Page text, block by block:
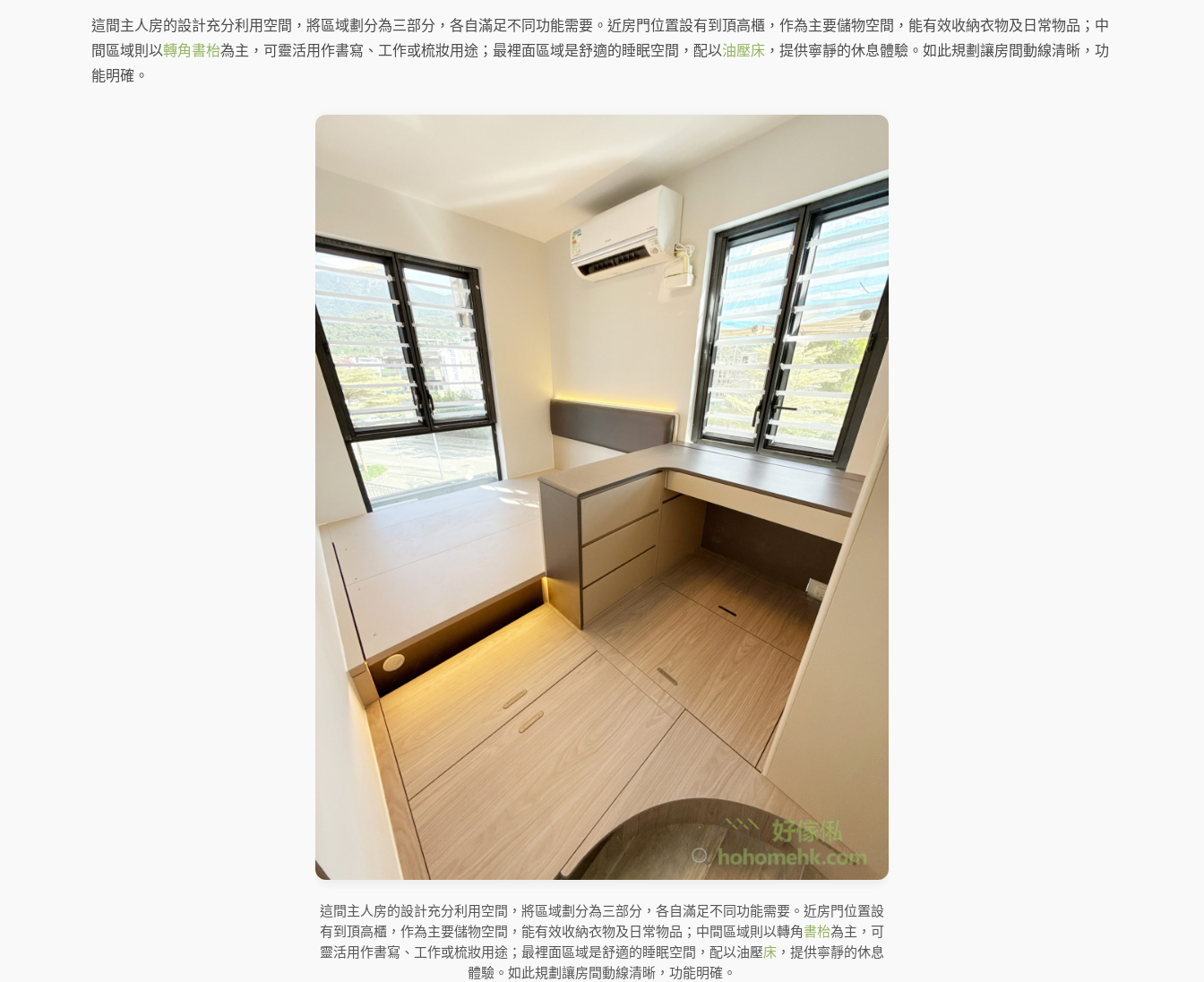
這間主人房的設計充分利用空間，將區域劃分為三部分，各自滿足不同功能需要。近房門位置設有到頂高櫃，作為主要儲物空間，能有效收納衣物及日常物品；中
間區域則以轉角書枱為主，可靈活用作書寫、工作或梳妝用途；最裡面區域是舒適的睡眠空間，配以油壓床 ，提供寧靜的休息體驗。如此規劃讓房間動線清晰，功
能明確。
這間主人房的設計充分利用空間，將區域劃分為三部分，各自滿足不同功能需要。近房門位置設
有到頂高櫃，作為主要儲物空間，能有效收納衣物及日常物品；中間區域則以轉角書枱為主，可
靈活用作書寫、工作或梳妝用途；最裡面區域是舒適的睡眠空間，配以油壓床 ，提供寧靜的休息
體驗。如此規劃讓房間動線清晰，功能明確。